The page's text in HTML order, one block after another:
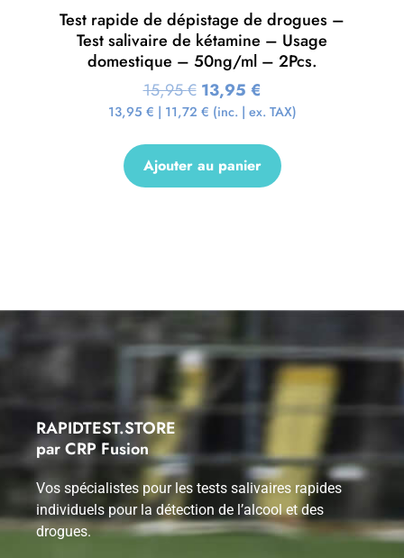
Test rapide de dépistage de drogues –
Test salivaire de kétamine – Usage
domestique – 50ng/ml – 2Pcs.
15,95€ 13,95 €
13,95 € | 11,72 € (inc. | ex. TAX)
Ajouter au panier
RAPIDTEST.STORE
par CRP Fusion
Vos spécialistes pour les tests salivaires rapides
individuels pour la détection de l’alcool et des
drogues.